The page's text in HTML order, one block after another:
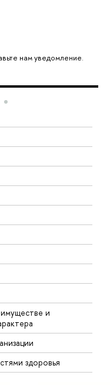
нам уведомление.
и
здоровья